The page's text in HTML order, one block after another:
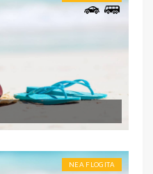
NEA FLOGITA